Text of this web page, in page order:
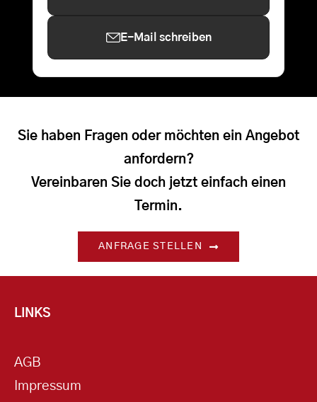
E-Mail schreiben
Sie haben Fragen oder möchten ein Angebot
anfordern?
Vereinbaren Sie doch jetzt einfach einen
Termin.
ANFRAGE STELLEN
LINKS
AGB
Impressum